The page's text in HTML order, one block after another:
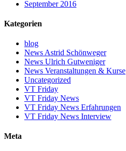
September 2016
Kategorien
blog
News Astrid Schönweger
News Ulrich Gutweniger
News Veranstaltungen & Kurse
Uncategorized
VT Friday
VT Friday News
VT Friday News Erfahrungen
VT Friday News Interview
Meta